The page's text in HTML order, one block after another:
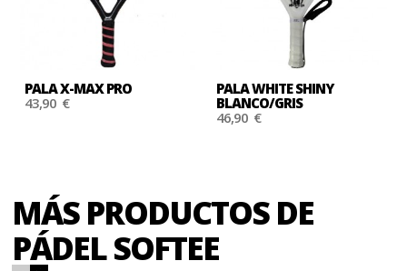
PALA X-MAX PRO
43,90 €
PALA WHITE SHINY
BLANCO/GRIS
46,90 €
MÁS PRODUCTOS DE
PÁDEL SOFTEE